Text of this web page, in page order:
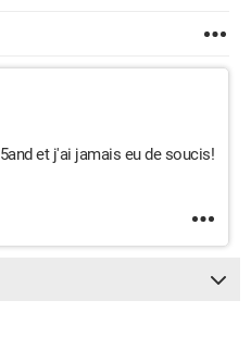
et j'ai jamais eu de soucis!